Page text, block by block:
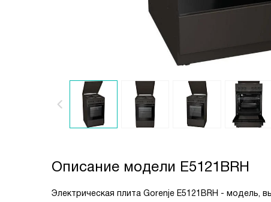
Описание модели E5121BRH
Электрическая плита Gorenje E5121BRH - модель,